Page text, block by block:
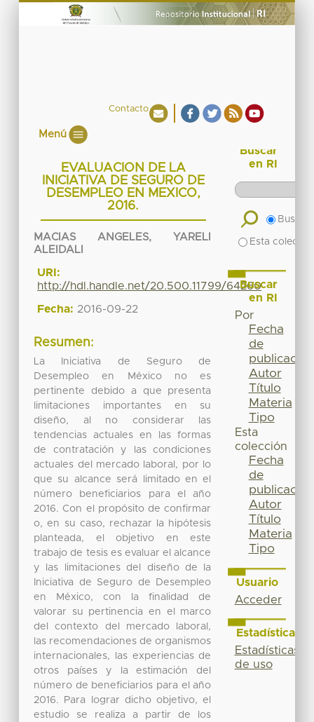
Contacto
Menú
EVALUACION DE LA
INICIATIVA DE SEGURO DE
DESEMPLEO EN MEXICO,
2016.
MACIAS ANGELES, YARELI
ALEIDALI
URI:
http://hdl.handle.net/20.500.11799/64260
Fecha: 2016-09-22
Resumen:
La Iniciativa de Seguro de
Desempleo en México no es
pertinente debido a que presenta
limitaciones importantes en su
diseño, al no considerar las
tendencias actuales en las formas
de contratación y las condiciones
actuales del mercado laboral, por lo
que su alcance será limitado en el
número beneficiarios para el año
2016. Con el propósito de confirmar
o, en su caso, rechazar la hipótesis
planteada, el objetivo en este
trabajo de tesis es evaluar el alcance
y las limitaciones del diseño de la
Iniciativa de Seguro de Desempleo
en México, con la finalidad de
valorar su pertinencia en el marco
del contexto del mercado laboral,
las recomendaciones de organismos
internacionales, las experiencias de
otros países y la estimación del
número de beneficiarios para el año
2016. Para lograr dicho objetivo, el
estudio se realiza a partir de los
Buscar
en RI
Buscar
Esta
Buscar
en RI
Por
Fecha
de
publicación
Autor
Título
Materia
Tipo
Esta
colección
Fecha
de
publicación
Autor
Título
Materia
Tipo
Usuario
Acceder
Estadísticas
Estadísticas
de uso